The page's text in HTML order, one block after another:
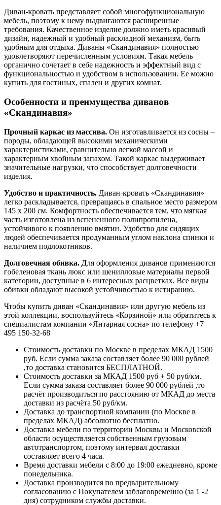
Диван-кровать представляет собой многофункциональную
мебель, поэтому к нему выдвигаются расширенные
требования. Качественное изделие должно иметь красивый
дизайн, надежный и удобный раскладной механизм, быть
удобным для отдыха. Диваны «Скандинавия» полностью
удовлетворяют перечисленным условиям. Такая мебель
органично сочетает в себе надежность и эффектный вид с
функциональностью и удобством в использовании. Ее можно
купить для гостиных, спален и других комнат.
Особенности и преимущества диванов
«Скандинавия»
Прочный каркас из массива. Он изготавливается из сосны –
породы, обладающей высокими механическими
характеристиками, сравнительно легкой массой и
характерным хвойным запахом. Такой каркас выдерживает
значительные нагрузки, что способствует долговечности
изделия.
Удобство и практичность. Диван-кровать «Скандинавия»
легко раскладывается, превращаясь в спальное место размером
145 х 200 см. Комфортность обеспечивается тем, что мягкая
часть изготовлена из вспененного полипропилена,
устойчивого к появлению вмятин. Удобство для сидящих
людей обеспечивается продуманным углом наклона спинки и
наличием подлокотников.
Долговечная обивка. Для оформления диванов применяются
гобеленовая ткань люкс или шенилловые материалы первой
категории, доступные в 6 интересных расцветках. Все виды
обивки обладают высокой устойчивостью к истиранию.
Чтобы купить диван «Скандинавия» или другую мебель из
этой коллекции, воспользуйтесь «Корзиной» или обратитесь к
специалистам компании «Янтарная сосна» по телефону +7
495 150-32-68
Стоимость доставки по Москве в пределах МКАД 1500
руб. Если сумма заказа составляет более 90 000 рублей
,то доставка становится БЕСПЛАТНОЙ.
Стоимость доставки за МКАД 1500 руб + 50 руб/км.
Если сумма заказа составляет более 90 000 рублей ,то
расчёт производиться по расстоянию от МКАД до места
доставки из расчёта 50 руб/км.
Доставка до транспортной компании (по Москве в
пределах МКАД) абсолютно бесплатно.
Доставка мебели по территории Москвы и Московской
области осуществляется собственным грузовым
автотранспортом, поэтому интервал доставки
составляет всего 4 часа.
Время доставки мебели с 8:00 до 19:00 ежедневно, кроме
понедельника.
Доставка производится по предварительному
согласованию с Покупателем заблаговременно (за 1 -2
дня) сотрудником службы доставки.